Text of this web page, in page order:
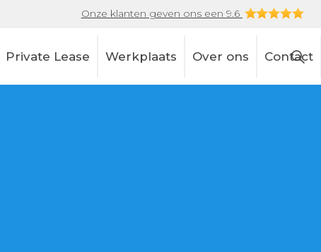
Onze klanten geven ons een 9.6
Private Lease Werkplaats Over ons Contact